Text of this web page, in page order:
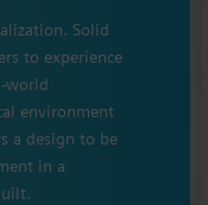
Solid
to experience
world
environment
a design to be
in a